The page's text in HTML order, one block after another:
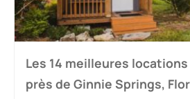
Les 14 meilleures
près de Ginnie Springs,